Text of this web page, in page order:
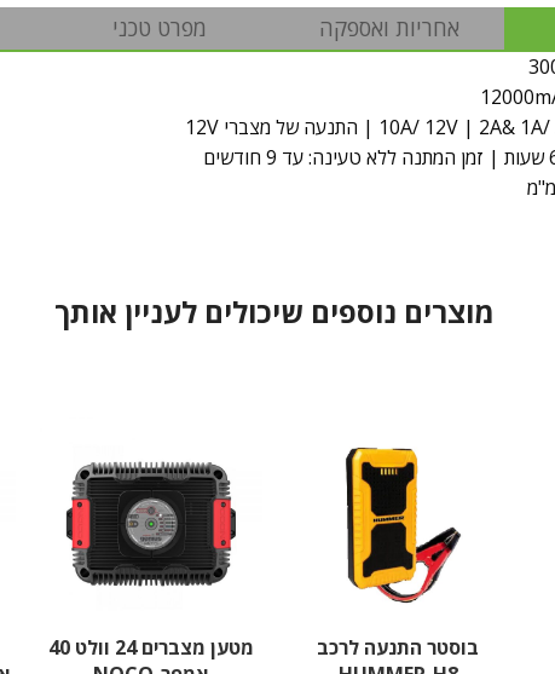
אחריות ואספקה מפרט טכני
מוצרים נוספים שיכולים לעניין אותך
בוסטר התנעה לרכב
מטען מצברים 24 וולט 40